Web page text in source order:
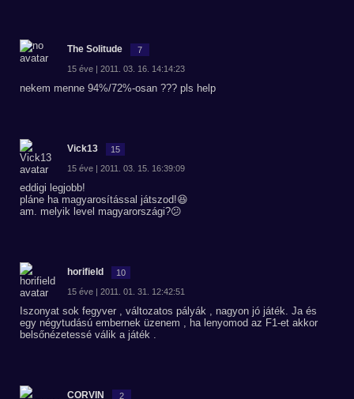
The Solitude 7
15 éve | 2011. 03. 16. 14:14:23
nekem menne 94%/72%-osan ??? pls help
Vick13 15
15 éve | 2011. 03. 15. 16:39:09
eddigi legjobb!
pláne ha magyarosítással játszod!😆
am. melyik level magyarországi?😕
horifield 10
15 éve | 2011. 01. 31. 12:42:51
Iszonyat sok fegyver , változatos pályák , nagyon jó játék. Ja és
egy négytudású embernek üzenem , ha lenyomod az F1-et akkor
belsőnézetessé válik a játék .
CORVIN 2